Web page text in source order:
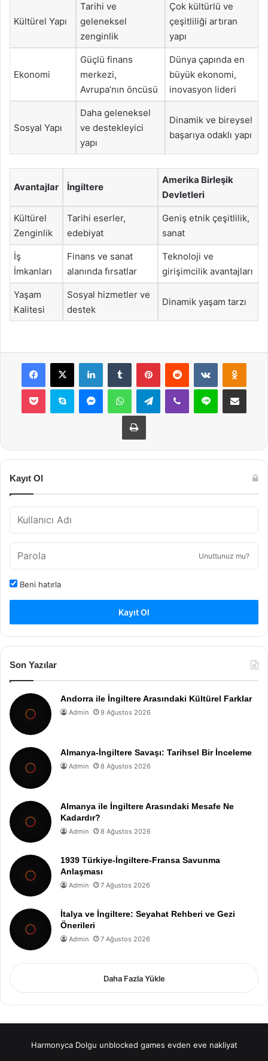
Kültürel Yapı
Tarihi ve
geleneksel
zenginlik
Çok kültürlü ve
çeşitliliği artıran
yapı
Ekonomi
Güçlü finans
merkezi,
Avrupa’nın öncüsü
Dünya çapında en
büyük ekonomi,
inovasyon lideri
Sosyal Yapı
Daha geleneksel
ve destekleyici
yapı
Dinamik ve bireysel
başarıya odaklı yapı
Avantajlar İngiltere
Amerika Birleşik
Devletleri
Kültürel
Zenginlik
Tarihi eserler,
edebiyat
Geniş etnik çeşitlilik,
sanat
İş
İmkanları
Finans ve sanat
alanında fırsatlar
Teknoloji ve
girişimcilik avantajları
Yaşam
Kalitesi
Sosyal hizmetler ve
destek
Dinamik yaşam tarzı
Facebook
X LinkedInTumblr PinterestReddit VKontakte
Pocket Skype MessengerWhatsAppTelegramViber Line E-Posta ile
Yazdır
Kayıt Ol
Unuttunuz mu?
Beni hatırla
Kayıt Ol
Son Yazılar
Andorra ile İngiltere Arasındaki Kültürel Farklar
Admin 9 Ağustos 2026
Almanya-İngiltere Savaşı: Tarihsel Bir İnceleme
Admin 8 Ağustos 2026
Almanya ile İngiltere Arasındaki Mesafe Ne
Kadardır?
Admin 8 Ağustos 2026
1939 Türkiye-İngiltere-Fransa Savunma
Anlaşması
Admin 7 Ağustos 2026
İtalya ve İngiltere: Seyahat Rehberi ve Gezi
Önerileri
Admin 7 Ağustos 2026
Daha Fazla Yükle
Harmonyca Dolgu unblocked games evden eve nakliyat